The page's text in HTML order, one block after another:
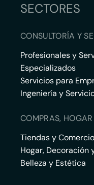
SECTORES
CONSULTORÍA Y
Profesionales y
Especializados
Servicios para
Ingeniería y
COMPRAS,
Tiendas y
Hogar, Decoración
Belleza y Estética